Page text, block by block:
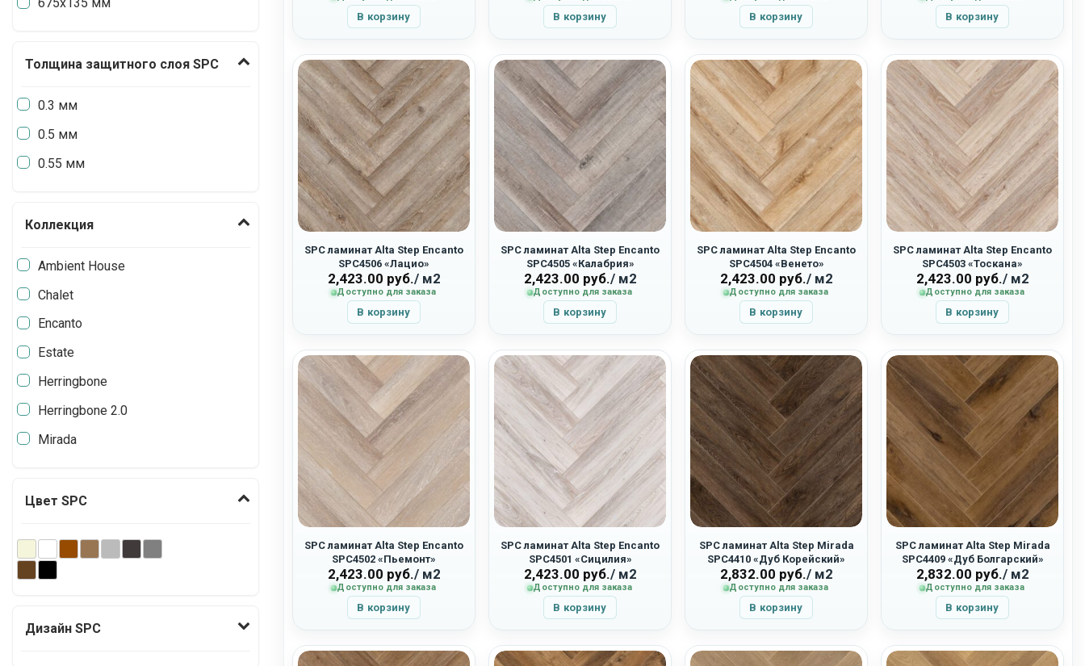
675х135 мм
Толщина защитного слоя SPC
0.3 мм
0.5 мм
0.55 мм
Коллекция
Ambient House
Chalet
Encanto
Estate
Herringbone
Herringbone 2.0
Mirada
Цвет SPC
Дизайн SPC
В корзину В корзину В корзину В корзину
SPC ламинат Alta Step Encanto
SPC4506 «Лацио»
2,423.00 руб./ м2
Доступно для заказа
В корзину
SPC ламинат Alta Step Encanto
SPC4505 «Калабрия»
2,423.00 руб./ м2
Доступно для заказа
В корзину
SPC ламинат Alta Step Encanto
SPC4504 «Венето»
2,423.00 руб./ м2
Доступно для заказа
В корзину
SPC ламинат Alta Step Encanto
SPC4503 «Тоскана»
2,423.00 руб./ м2
Доступно для заказа
В корзину
SPC ламинат Alta Step Encanto
SPC4502 «Пьемонт»
2,423.00 руб./ м2
Доступно для заказа
В корзину
SPC ламинат Alta Step Encanto
SPC4501 «Сицилия»
2,423.00 руб./ м2
Доступно для заказа
В корзину
SPC ламинат Alta Step Mirada
SPC4410 «Дуб Корейский»
2,832.00 руб./ м2
Доступно для заказа
В корзину
SPC ламинат Alta Step Mirada
SPC4409 «Дуб Болгарский»
2,832.00 руб./ м2
Доступно для заказа
В корзину